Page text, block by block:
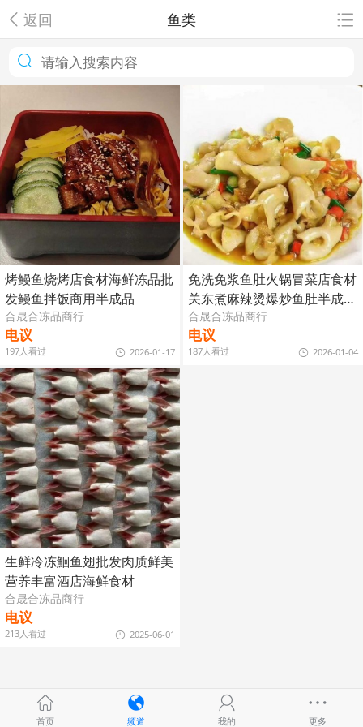
返回 鱼类
烤鳗鱼烧烤店食材海鲜冻品批
发鳗鱼拌饭商用半成品
合晟合冻品商行
电议
197人看过 2026-01-17
免洗免浆鱼肚火锅冒菜店食材
关东煮麻辣烫爆炒鱼肚半成品
冷冻食材
合晟合冻品商行
电议
187人看过 2026-01-04
生鲜冷冻鮰鱼翅批发肉质鲜美
营养丰富酒店海鲜食材
合晟合冻品商行
电议
213人看过 2025-06-01
首页 频道 我的 更多